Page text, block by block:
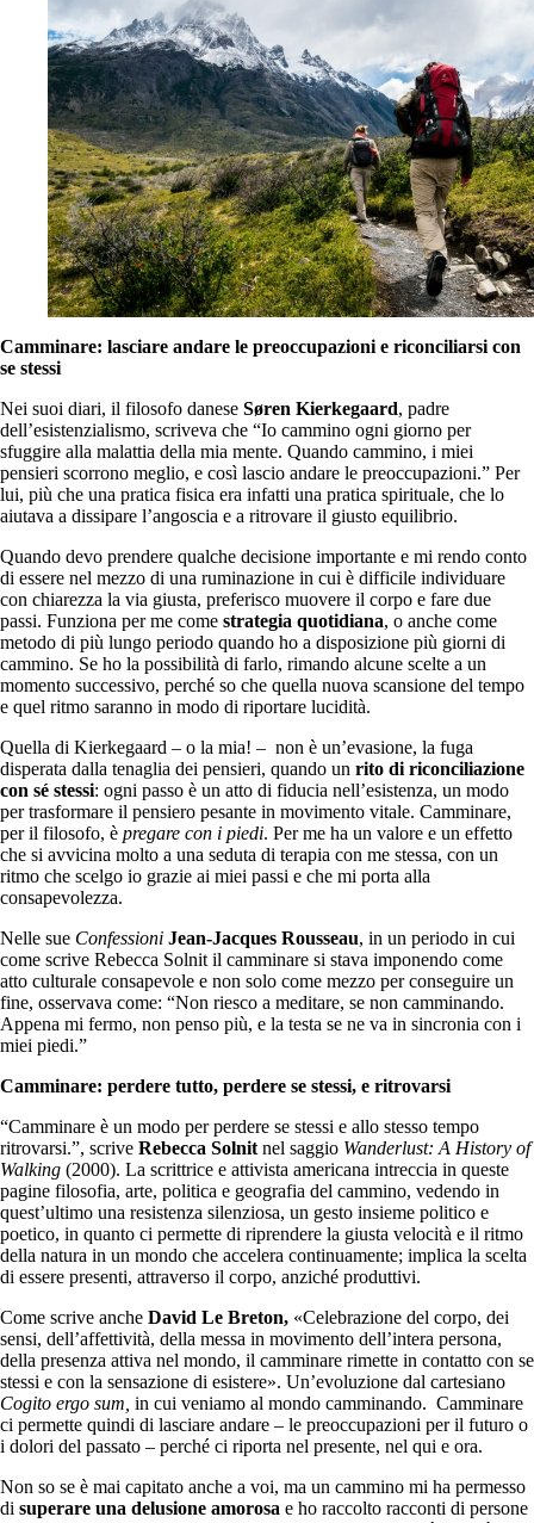
Camminare: lasciare andare le preoccupazioni e riconciliarsi con
se stessi
Nei suoi diari, il filosofo danese Søren Kierkegaard, padre
dell’esistenzialismo, scriveva che “Io cammino ogni giorno per
sfuggire alla malattia della mia mente. Quando cammino, i miei
pensieri scorrono meglio, e così lascio andare le preoccupazioni.” Per
lui, più che una pratica fisica era infatti una pratica spirituale, che lo
aiutava a dissipare l’angoscia e a ritrovare il giusto equilibrio.
Quando devo prendere qualche decisione importante e mi rendo conto
di essere nel mezzo di una ruminazione in cui è difficile individuare
con chiarezza la via giusta, preferisco muovere il corpo e fare due
passi. Funziona per me come strategia quotidiana, o anche come
metodo di più lungo periodo quando ho a disposizione più giorni di
cammino. Se ho la possibilità di farlo, rimando alcune scelte a un
momento successivo, perché so che quella nuova scansione del tempo
e quel ritmo saranno in modo di riportare lucidità.
Quella di Kierkegaard – o la mia! – non è un’evasione, la fuga
disperata dalla tenaglia dei pensieri, quando un rito di riconciliazione
con sé stessi: ogni passo è un atto di fiducia nell’esistenza, un modo
per trasformare il pensiero pesante in movimento vitale. Camminare,
per il filosofo, è pregare con i piedi. Per me ha un valore e un effetto
che si avvicina molto a una seduta di terapia con me stessa, con un
ritmo che scelgo io grazie ai miei passi e che mi porta alla
consapevolezza.
Nelle sue Confessioni Jean-Jacques Rousseau, in un periodo in cui
come scrive Rebecca Solnit il camminare si stava imponendo come
atto culturale consapevole e non solo come mezzo per conseguire un
fine, osservava come: “Non riesco a meditare, se non camminando.
Appena mi fermo, non penso più, e la testa se ne va in sincronia con i
miei piedi.”
Camminare: perdere tutto, perdere se stessi, e ritrovarsi
“Camminare è un modo per perdere se stessi e allo stesso tempo
ritrovarsi.”, scrive Rebecca Solnit nel saggio Wanderlust: A History of
Walking (2000). La scrittrice e attivista americana intreccia in queste
pagine filosofia, arte, politica e geografia del cammino, vedendo in
quest’ultimo una resistenza silenziosa, un gesto insieme politico e
poetico, in quanto ci permette di riprendere la giusta velocità e il ritmo
della natura in un mondo che accelera continuamente; implica la scelta
di essere presenti, attraverso il corpo, anziché produttivi.
Come scrive anche David Le Breton, «Celebrazione del corpo, dei
sensi, dell’affettività, della messa in movimento dell’intera persona,
della presenza attiva nel mondo, il camminare rimette in contatto con se
stessi e con la sensazione di esistere». Un’evoluzione dal cartesiano
Cogito ergo sum, in cui veniamo al mondo camminando. Camminare
ci permette quindi di lasciare andare – le preoccupazioni per il futuro o
i dolori del passato – perché ci riporta nel presente, nel qui e ora.
Non so se è mai capitato anche a voi, ma un cammino mi ha permesso
di superare una delusione amorosa e ho raccolto racconti di persone